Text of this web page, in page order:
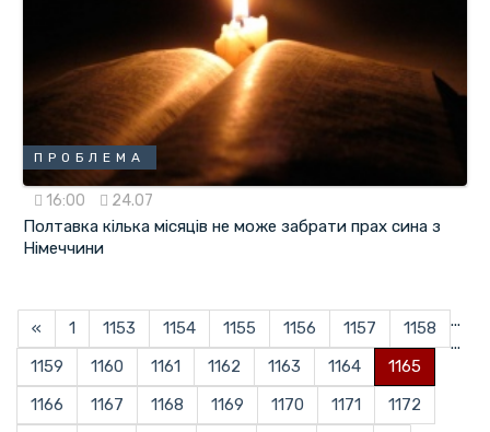
ПРОБЛЕМА
16:00 24.07
Полтавка кілька місяців не може забрати прах сина з
Німеччини
« 1 ...
1153 1154 1155 1156 1157
1158
1159
1160 1161 1162 1163 1164
1165
1166
1167 1168 1169 1170 1171
1172
...